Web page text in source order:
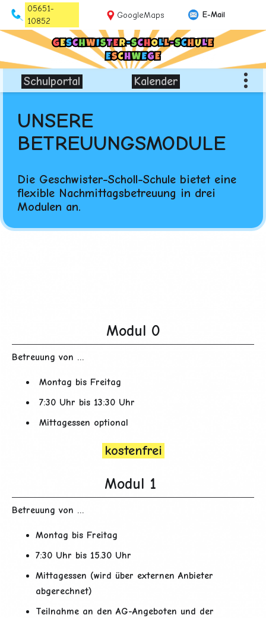
05651-
10852
GoogleMaps E-Mail
Schulportal Kalender
UNSERE
BETREUUNGSMODULE
Die Geschwister-Scholl-Schule bietet eine
flexible Nachmittagsbetreuung in drei
Modulen an.
Modul 0
Betreuung von …
Montag bis Freitag
7:30 Uhr bis 13:30 Uhr
Mittagessen optional
kostenfrei
Modul 1
Betreuung von …
Montag bis Freitag
7:30 Uhr bis 15.30 Uhr
Mittagessen (wird über externen Anbieter
abgerechnet)
Teilnahme an den AG-Angeboten und der